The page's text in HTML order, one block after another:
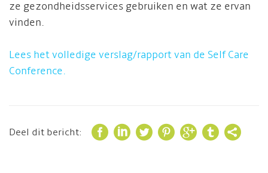
ze gezondheidsservices gebruiken en wat ze ervan
vinden.
Lees het volledige verslag/rapport van de Self Care
Conference.
Deel dit bericht:       